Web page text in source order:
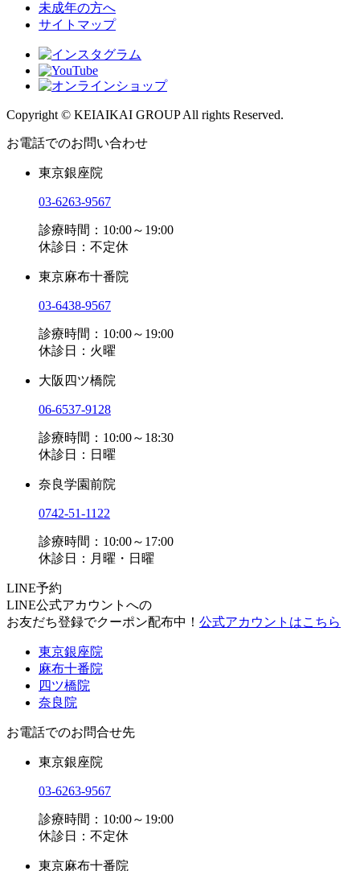
未成年の方へ
サイトマップ
Copyright © KEIAIKAI GROUP All rights Reserved.
お電話でのお問い合わせ
東京銀座院
03-6263-9567
診療時間：10:00～19:00
休診日：不定休
東京麻布十番院
03-6438-9567
診療時間：10:00～19:00
休診日：火曜
大阪四ツ橋院
06-6537-9128
診療時間：10:00～18:30
休診日：日曜
奈良学園前院
0742-51-1122
診療時間：10:00～17:00
休診日：月曜・日曜
LINE予約
LINE公式アカウントへの
お友だち登録でクーポン配布中！ 公式アカウントはこちら
東京銀座院
麻布十番院
四ツ橋院
奈良院
お電話でのお問合せ先
東京銀座院
03-6263-9567
診療時間：10:00～19:00
休診日：不定休
東京麻布十番院